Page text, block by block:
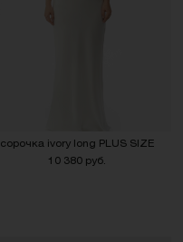
сорочка ivory long PLUS SIZE
10 380 руб.